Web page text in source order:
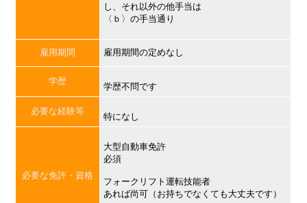
し、それ以外の他手当は
〈ｂ〉の手当通り
雇用期間 雇用期間の定めなし
学歴
学歴不問です
必要な経験等
特になし
必要な免許・資格
大型自動車免許
必須
フォークリフト運転技能者
あれば尚可（お持ちでなくても大丈夫です）